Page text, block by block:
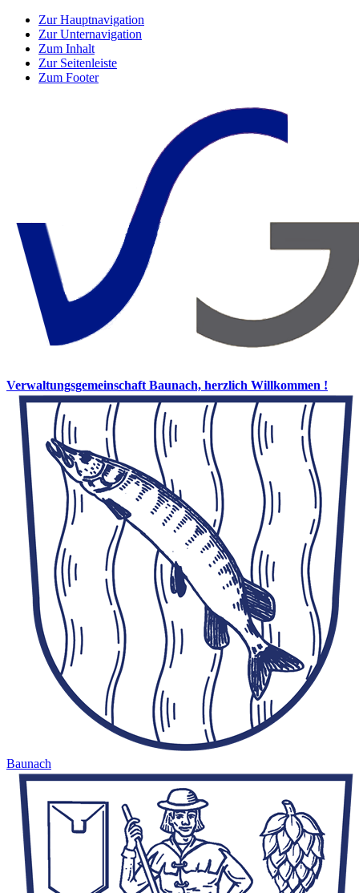
Zur Hauptnavigation
Zur Unternavigation
Zum Inhalt
Zur Seitenleiste
Zum Footer
Verwaltungsgemeinschaft Baunach, herzlich Willkommen !
Baunach